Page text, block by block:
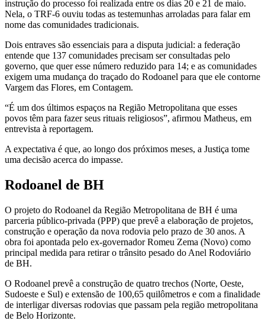
instrução do processo foi realizada entre os dias 20 e 21 de maio.
Nela, o TRF-6 ouviu todas as testemunhas arroladas para falar em
nome das comunidades tradicionais.
Dois entraves são essenciais para a disputa judicial: a federação
entende que 137 comunidades precisam ser consultadas pelo
governo, que quer esse número reduzido para 14; e as comunidades
exigem uma mudança do traçado do Rodoanel para que ele contorne
Vargem das Flores, em Contagem.
“É um dos últimos espaços na Região Metropolitana que esses
povos têm para fazer seus rituais religiosos”, afirmou Matheus, em
entrevista à reportagem.
A expectativa é que, ao longo dos próximos meses, a Justiça tome
uma decisão acerca do impasse.
Rodoanel de BH
O projeto do Rodoanel da Região Metropolitana de BH é uma
parceria público-privada (PPP) que prevê a elaboração de projetos,
construção e operação da nova rodovia pelo prazo de 30 anos. A
obra foi apontada pelo ex-governador Romeu Zema (Novo) como
principal medida para retirar o trânsito pesado do Anel Rodoviário
de BH.
O Rodoanel prevê a construção de quatro trechos (Norte, Oeste,
Sudoeste e Sul) e extensão de 100,65 quilômetros e com a finalidade
de interligar diversas rodovias que passam pela região metropolitana
de Belo Horizonte.